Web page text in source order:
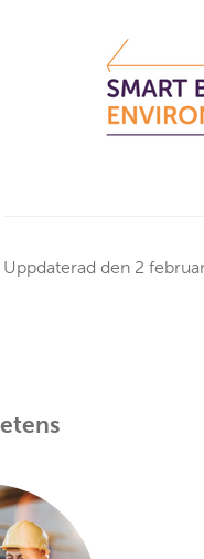
Uppdaterad den 2